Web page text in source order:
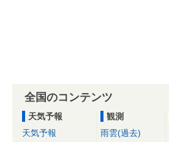
全国のコンテンツ
天気予報
天気予報
観測
雨雲(過去)